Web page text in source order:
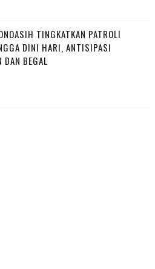
TINGKATKAN PATROLI
DINI HARI, ANTISIPASI
DAN BEGAL